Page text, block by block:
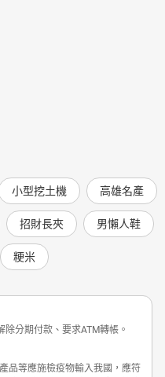
小型挖土機 高雄名產
招財長夾 男懶人鞋
粳米
分期付款、要求ATM轉帳。
品等應施檢疫物輸入我國，應符